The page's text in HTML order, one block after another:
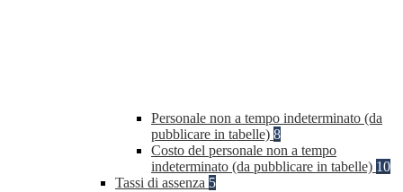
Personale non a tempo indeterminato (da
pubblicare in tabelle) 8
Costo del personale non a tempo
indeterminato (da pubblicare in tabelle) 10
Tassi di assenza 5